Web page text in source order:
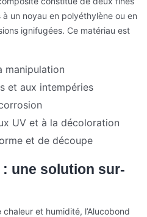
un noyau en polyéthylène ou en
ignifugées. Ce matériau est
manipulation
et aux intempéries
UV et à la décoloration
et de découpe
une solution sur-
et humidité, l’Alucobond